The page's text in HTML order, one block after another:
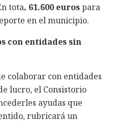
tota, 61.600 eurospara
en el municipio.
con entidades sin
colaborar con entidades
lucro, el Consistorio
ayudas que
rubricará un